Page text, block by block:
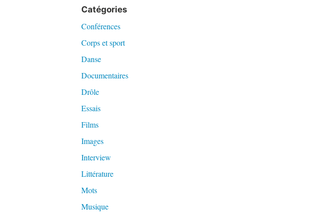
Catégories
Conférences
Corps et sport
Danse
Documentaires
Drôle
Essais
Films
Images
Interview
Littérature
Mots
Musique